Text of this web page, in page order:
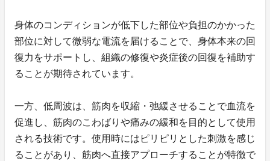
身体のコンディションが低下した部位や負担のかかった
部位に対して微弱な電流を届けることで、身体本来の回
復力をサポートし、組織の修復や炎症後の回復を補助す
ることが期待されています。
一方、低周波は、筋肉を収縮・弛緩させることで血流を
促進し、筋肉のこわばりや痛みの緩和を目的として使用
される技術です。使用時にはピリピリとした刺激を感じ
ることがあり、筋肉へ直接アプローチすることが特徴で